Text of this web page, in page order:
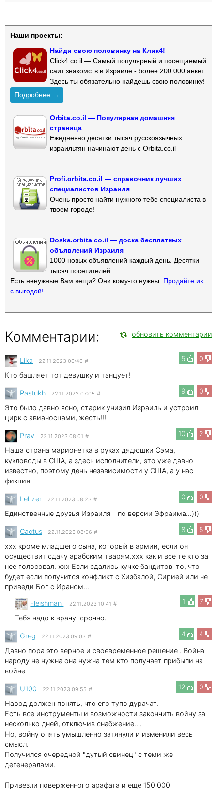
Наши проекты:
Найди свою половинку на Клик4!
Click4.co.il — Самый популярный и посещаемый
сайт знакомств в Израиле - более 200 000 анкет.
Здесь ты обязательно найдешь свою половинку!
Подробнее →
Orbita.co.il — Популярная домашняя
страница
Ежедневно десятки тысяч русскоязычных
израильтян начинают день с Orbita.co.il
Profi.orbita.co.il — справочник лучших
специалистов Израиля
Очень просто найти нужного тебе специалиста в
твоем городе!
Doska.orbita.co.il — доска бесплатных
объявлений Израиля
1000 новых объявлений каждый день. Десятки
тысяч посетителей.
Есть ненужные Вам вещи? Они кому-то нужны. Продайте их
с выгодой!
Комментарии: обновить комментарии
5 0
Lika 22.11.2023 06:46 #
Кто башляет тот девушку и танцует!
9
0
Pastukh 22.11.2023 07:05 #
Это было давно ясно, старик унизил Израиль и устроил
цирк с авианосцами, жесть!!!
10
2
Prav 22.11.2023 08:01 #
Наша страна марионетка в руках дядюшки Сэма,
кукловоды в США, а здесь исполнители, это уже давно
известно, поэтому день независимости у США, а у нас
фикция.
0
0
Lehzer 22.11.2023 08:23 #
Единственные друзья Израиля - по версии Эфраима...)))
8
5
Cactus 22.11.2023 08:56 #
xxx кроме младшего сына, который в армии, если он
осуществит сдачу арабским тварям.xxx как и все те кто за
нее голосовал. xxx Если сдались кучке бандитов-то, что
будет если получится конфликт с Хизбалой, Сирией или не
приведи Бог с Ираном...
1
7
Fleishman 22.11.2023 10:41 #
Тебя надо к врачу, срочно.
4
4
Greg 22.11.2023 09:03 #
Давно пора это верное и своевременное решение . Война
народу не нужна она нужна тем кто получает прибыли на
войне
12
0
U100 22.11.2023 09:55 #
Народ должен понять, что его тупо дурачат.
Есть все инструменты и возможности закончить войну за
несколько дней, отключив снабжение....
Но, войну опять умышленно затянули и изменили весь
смысл.
Получился очередной "дутый свинец" с теми же
дегенералами.
Привезли поверженного арафата и еще 150 000